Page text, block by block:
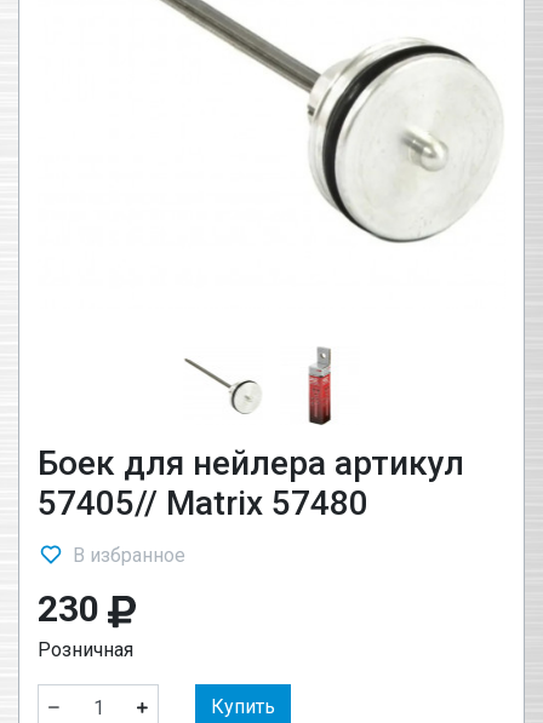
Боек для нейлера артикул
57405// Matrix 57480
В избранное
230
Розничная
Купить